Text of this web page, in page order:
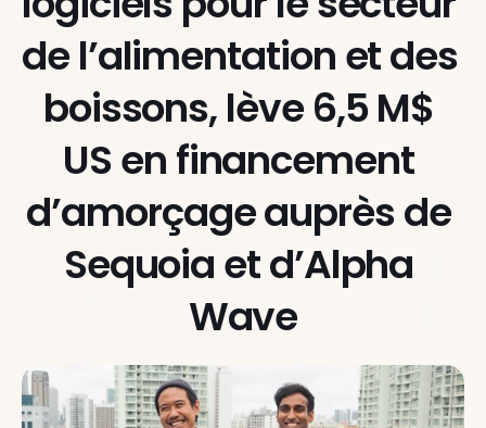
de l’alimentation et des
boissons, lève 6,5 M$
US en financement
d’amorçage auprès de
Sequoia et d’Alpha
Wave